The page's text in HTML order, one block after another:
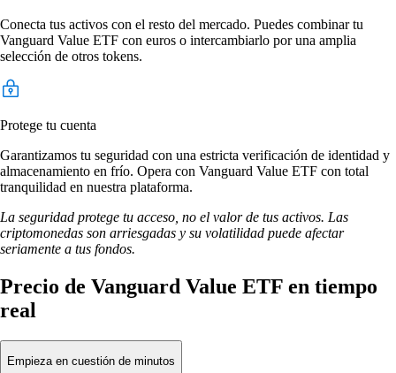
Conecta tus activos con el resto del mercado. Puedes combinar tu
Vanguard Value ETF con euros o intercambiarlo por una amplia
selección de otros tokens.
Protege tu cuenta
Garantizamos tu seguridad con una estricta verificación de identidad y
almacenamiento en frío. Opera con Vanguard Value ETF con total
tranquilidad en nuestra plataforma.
La seguridad protege tu acceso, no el valor de tus activos. Las
criptomonedas son arriesgadas y su volatilidad puede afectar
seriamente a tus fondos.
Precio de Vanguard Value ETF en tiempo
real
Empieza en cuestión de minutos